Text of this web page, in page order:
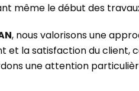
même le début des
, nous valorisons une
et la satisfaction du client,
une attention